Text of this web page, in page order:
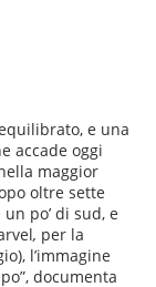
e una
accade oggi
maggior
oltre sette
po’ di sud, e
, per la
l’immagine
documenta